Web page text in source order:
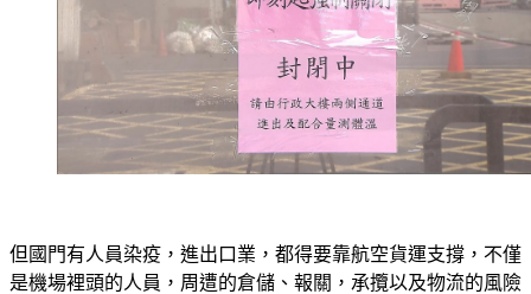
但國門有人員染疫，進出口業，都得要靠航空貨運支撐，不僅
是機場裡頭的人員，周遭的倉儲、報關，承攬以及物流的風險